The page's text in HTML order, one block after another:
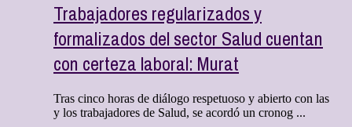
Trabajadores regularizados y
formalizados del sector Salud cuentan
con certeza laboral: Murat
Tras cinco horas de diálogo respetuoso y abierto con las
y los trabajadores de Salud, se acordó un cronog ...